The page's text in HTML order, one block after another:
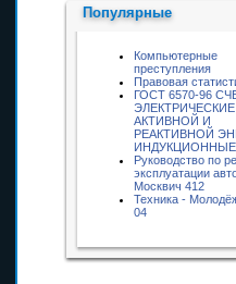
Популярные
Компьютерные
преступления
Правовая
ГОСТ 6570-96
ЭЛЕКТРИЧЕСКИЕ
АКТИВНОЙ И
РЕАКТИВНОЙ
ИНДУКЦИОННЫЕ
Руководство по
эксплуатации
Москвич 412
Техника -
04